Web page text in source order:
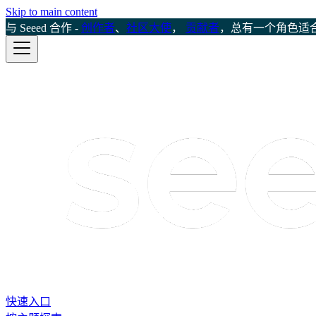
Skip to main content
与 Seeed 合作 - 创作者、 社区大使， 贡献者，总有一个角色适
快速入口